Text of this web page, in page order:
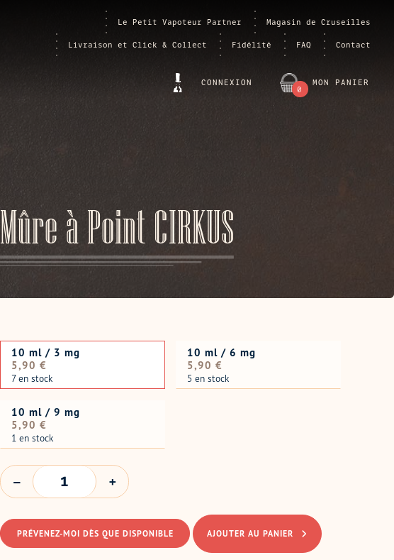
Le Petit Vapoteur Partner Magasin de Cruseilles
Livraison et Click & Collect Fidélité FAQ Contact
CONNEXION MON PANIER
0
ARTICLE
Mûre à Point CIRKUS
10 ml / 3 mg
Prix
normal
5,90 €
7 en stock
10 ml / 6 mg
Prix
normal
5,90 €
5 en stock
10 ml / 9 mg
Prix
normal
5,90 €
1 en stock
QUANTITÉ
PRÉVENEZ-MOI DÈS QUE DISPONIBLE AJOUTER AU PANIER